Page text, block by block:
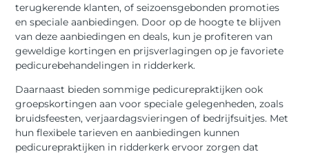
terugkerende klanten, of seizoensgebonden promoties
en speciale aanbiedingen. Door op de hoogte te blijven
van deze aanbiedingen en deals, kun je profiteren van
geweldige kortingen en prijsverlagingen op je favoriete
pedicurebehandelingen in ridderkerk.
Daarnaast bieden sommige pedicurepraktijken ook
groepskortingen aan voor speciale gelegenheden, zoals
bruidsfeesten, verjaardagsvieringen of bedrijfsuitjes. Met
hun flexibele tarieven en aanbiedingen kunnen
pedicurepraktijken in ridderkerk ervoor zorgen dat